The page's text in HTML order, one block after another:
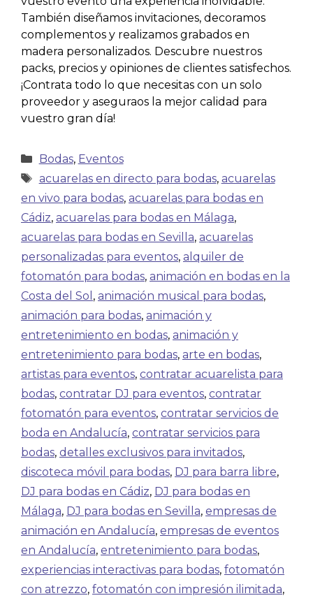
También diseñamos invitaciones, decoramos
complementos y realizamos grabados en
madera personalizados. Descubre nuestros
packs, precios y opiniones de clientes satisfechos.
¡Contrata todo lo que necesitas con un solo
proveedor y aseguraos la mejor calidad para
vuestro gran día!
Bodas, Eventos
acuarelas en directo para bodas, acuarelas
en vivo para bodas, acuarelas para bodas en
Cádiz, acuarelas para bodas en Málaga,
acuarelas para bodas en Sevilla, acuarelas
personalizadas para eventos, alquiler de
fotomatón para bodas, animación en bodas en la
Costa del Sol , animación musical para bodas,
animación para bodas, animación y
entretenimiento en bodas, animación y
entretenimiento para bodas, arte en bodas,
artistas para eventos, contratar acuarelista para
bodas, contratar DJ para eventos, contratar
fotomatón para eventos, contratar servicios de
boda en Andalucía, contratar servicios para
bodas, detalles exclusivos para invitados,
discoteca móvil para bodas, DJ para barra libre,
DJ para bodas en Cádiz, DJ para bodas en
Málaga, DJ para bodas en Sevilla, empresas de
animación en Andalucía, empresas de eventos
en Andalucía, entretenimiento para bodas,
experiencias interactivas para bodas, fotomatón
con atrezzo, fotomatón con impresión ilimitada,